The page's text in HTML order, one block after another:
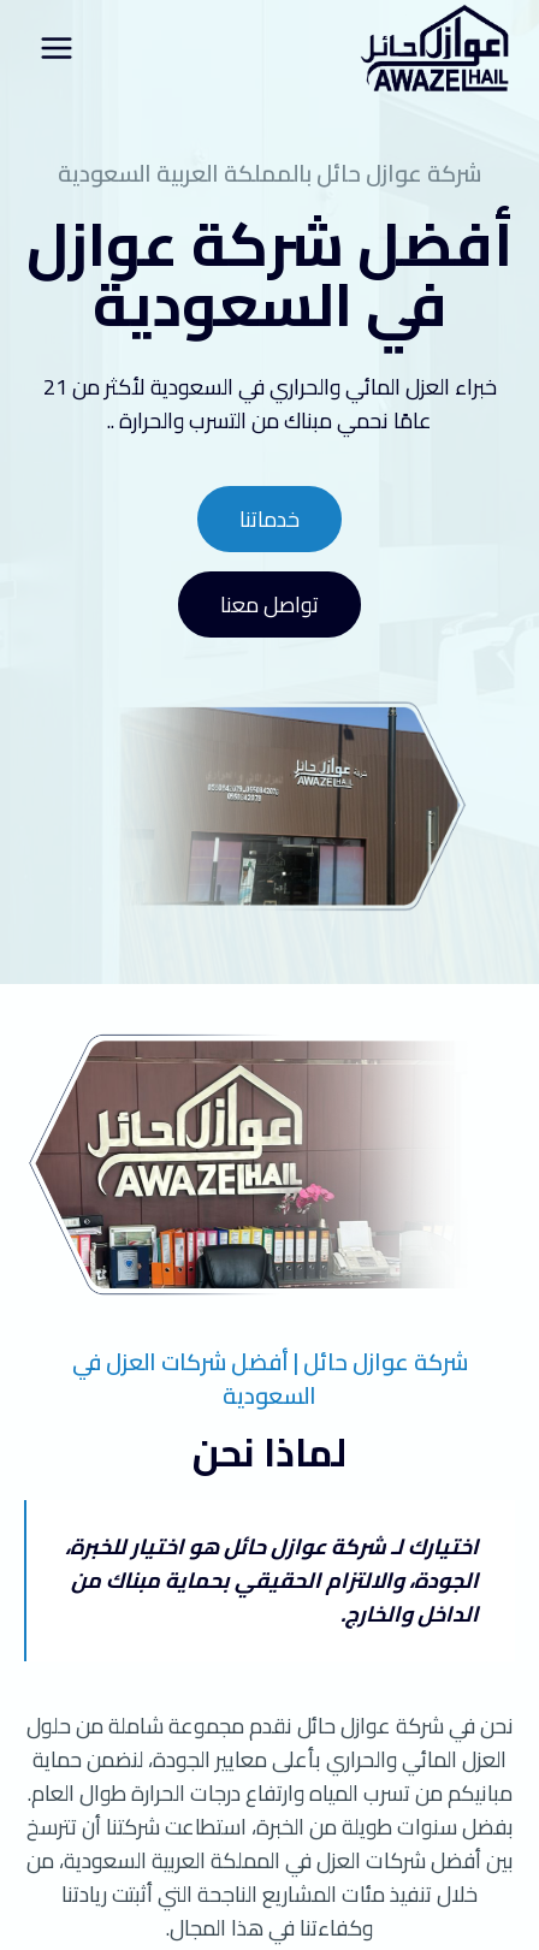
التجاوز
المحتوى
شركة عوازل حائل بالمملكة العربية السعودية
أفضل شركة عوازل
في السعودية
خبراء العزل المائي والحراري في السعودية لأكثر من 21
عامًا نحمي مبناك من التسرب والحرارة ..
خدماتنا
تواصل معنا
شركة عوازل حائل | أفضل شركات العزل في
السعودية
لماذا نحن
اختيارك لـشركة عوازل حائلهو اختيار للخبرة،
الجودة، والالتزام الحقيقي بحماية مبناك من
الداخل والخارج.
نحن في شركة عوازل حائل نقدم مجموعة شاملة من حلول
العزل المائي والحراري بأعلى معايير الجودة، لنضمن حماية
مبانيكم من تسرب المياه وارتفاع درجات الحرارة طوال العام.
بفضل سنوات طويلة من الخبرة، استطاعت شركتنا أن تترسخ
بين أفضل شركات العزل في المملكة العربية السعودية، من
خلال تنفيذ مئات المشاريع الناجحة التي أثبتت ريادتنا
وكفاءتنا في هذا المجال.